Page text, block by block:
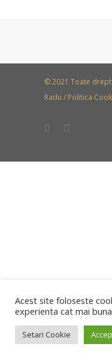
© 2021 Toate
Radu / Politica
Acest site foloseste
experienta cat mai
Setari Cookie